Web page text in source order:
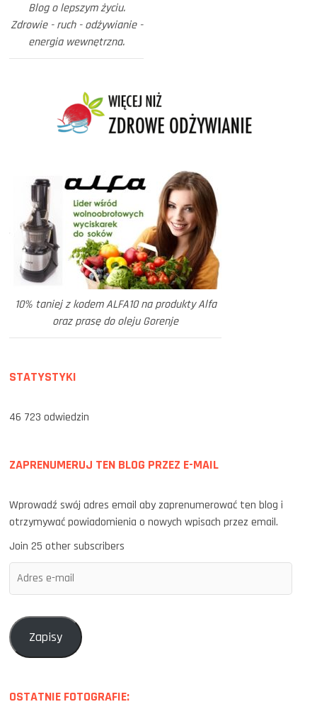
Blog o lepszym życiu.
Zdrowie - ruch - odżywianie -
energia wewnętrzna.
10% taniej z kodem ALFA10 na produkty Alfa
oraz prasę do oleju Gorenje
STATYSTYKI
46 723 odwiedzin
ZAPRENUMERUJ TEN BLOG PRZEZ E-MAIL
Wprowadź swój adres email aby zaprenumerować ten blog i
otrzymywać powiadomienia o nowych wpisach przez email.
Join 25 other subscribers
Zapisy
OSTATNIE FOTOGRAFIE: